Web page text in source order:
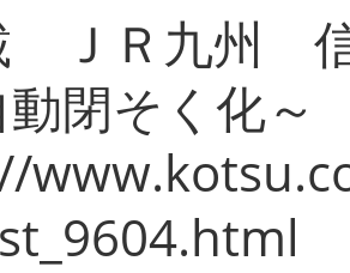
ＪＲ九州 信
閉そく化～